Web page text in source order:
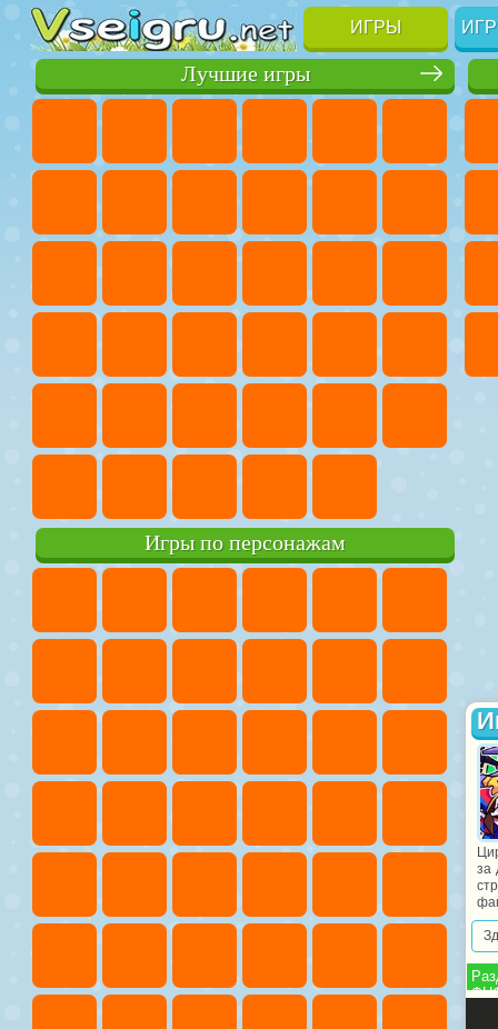
ИГРЫ
Лучшие игры
Игры по персонажам
за